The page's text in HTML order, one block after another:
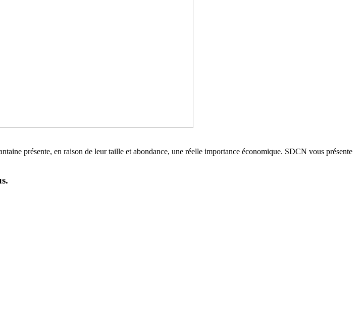
présente, en raison de leur taille et abondance, une réelle importance économique. SDCN vous présente